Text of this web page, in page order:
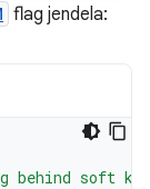
flag jendela:
behind soft